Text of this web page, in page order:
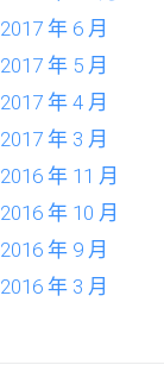
2017 年 6 月
2017 年 5 月
2017 年 4 月
2017 年 3 月
2016 年 11 月
2016 年 10 月
2016 年 9 月
2016 年 3 月